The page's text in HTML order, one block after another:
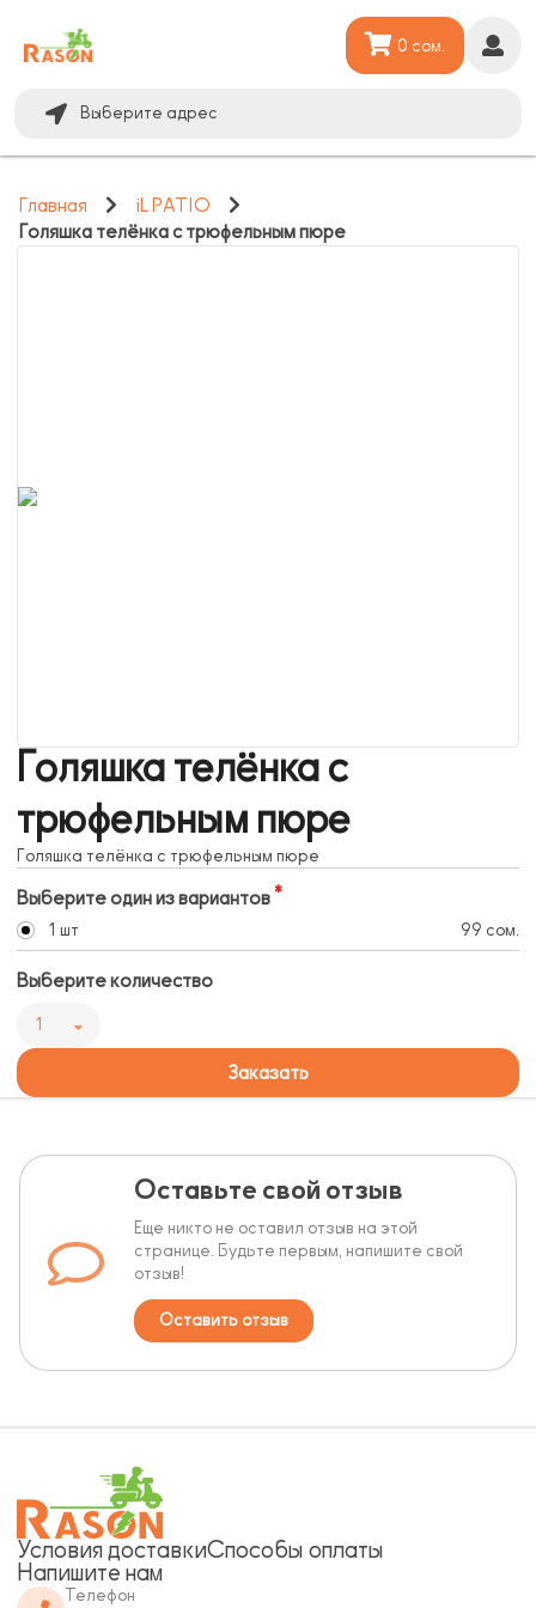
Выберите адрес
0 сом.
Главная
iL PATIO
Голяшка телёнка с трюфельным пюре
Голяшка телёнка с
трюфельным пюре
Голяшка телёнка с трюфельным пюре
Выберите один из вариантов
1 шт 99 сом.
Выберите количество
1
Заказать
Оставьте свой отзыв
Еще никто не оставил отзыв на этой
странице. Будьте первым, напишите свой
отзыв!
Оставить отзыв
Условия доставкиСпособы оплаты
Напишите нам
Телефон